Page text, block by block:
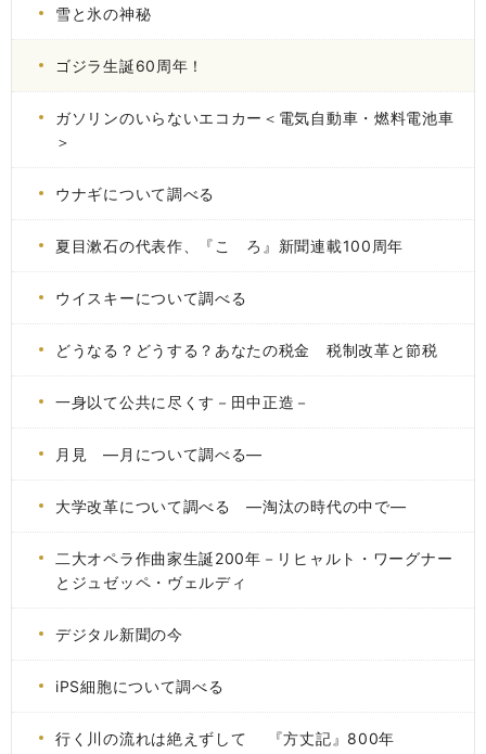
雪と氷の神秘
ゴジラ生誕60周年！
ガソリンのいらないエコカー＜電気自動車・燃料電池車
＞
ウナギについて調べる
夏目漱石の代表作、『こゝろ』新聞連載100周年
ウイスキーについて調べる
どうなる？どうする？あなたの税金 税制改革と節税
一身以て公共に尽くす－田中正造－
月見 ―月について調べる―
大学改革について調べる ―淘汰の時代の中で―
二大オペラ作曲家生誕200年－リヒャルト・ワーグナー
とジュゼッペ・ヴェルディ
デジタル新聞の今
iPS細胞について調べる
行く川の流れは絶えずして 『方丈記』800年